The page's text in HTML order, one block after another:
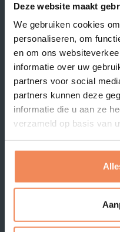
Deze website maakt
We gebruiken cookies
personaliseren, om
en om ons
informatie over uw
partners voor social
partners kunnen deze
informatie die u aan ze
verzameld op basis van
Magazijn-inrichting
Magazijn-optimalisatie
Supply chain management
Kosten / productiviteit / KPI's
E-commerce logistiek
Oplossingen
CartonScan
Cubetape